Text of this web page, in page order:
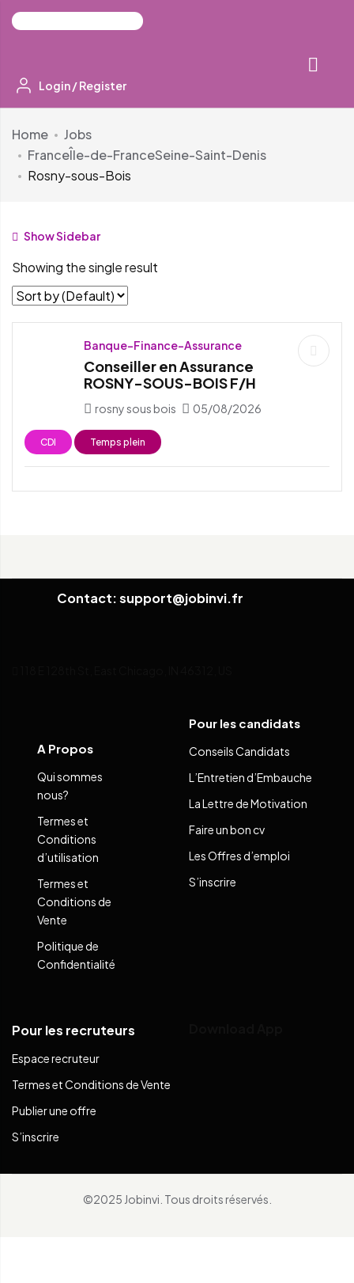
Login /Register
Home
Jobs
FranceÎle-de-FranceSeine-Saint-Denis
Rosny-sous-Bois
Show Sidebar
Showing the single result
Banque-Finance-Assurance
Conseiller en Assurance
ROSNY-SOUS-BOIS F/H
rosny sous bois 05/08/2026
CDI Temps plein
Contact: support@jobinvi.fr
A Propos
Qui sommes
nous?
Termes et
Conditions
d’utilisation
Termes et
Conditions de
Vente
Politique de
Confidentialité
Pour les candidats
Conseils Candidats
L’Entretien d’Embauche
La Lettre de Motivation
Faire un bon cv
Les Offres d’emploi
S’inscrire
Pour les recruteurs
Espace recruteur
Termes et Conditions de Vente
Publier une offre
S’inscrire
©2025 Jobinvi. Tous droits réservés.